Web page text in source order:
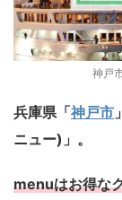
神戸
兵庫県「神戸市
ニュー)」。
menuはお得な